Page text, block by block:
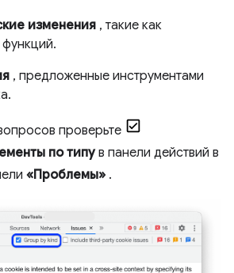
изменения , такие как
, предложенные инструментами
проверьте
по типув панели действий в
«Проблемы» .